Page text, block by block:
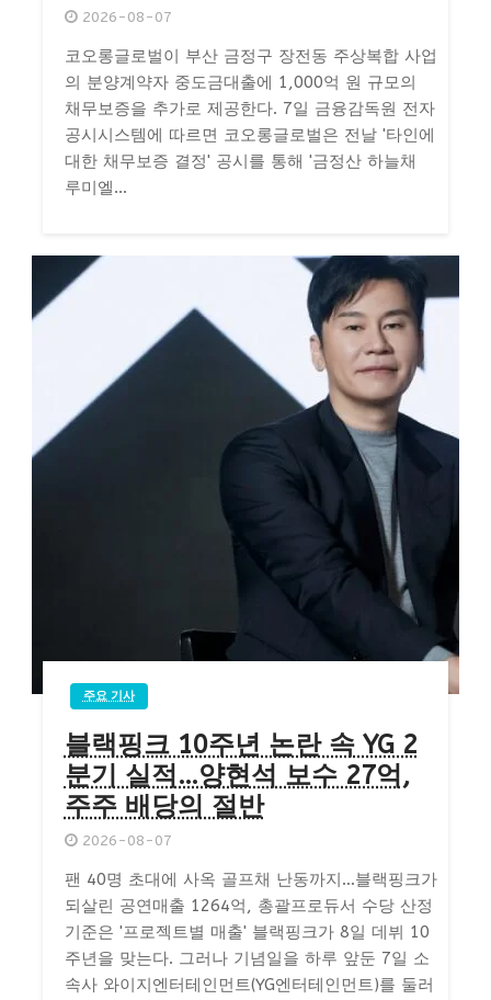
2026-08-07
코오롱글로벌이 부산 금정구 장전동 주상복합 사업
의 분양계약자 중도금대출에 1,000억 원 규모의
채무보증을 추가로 제공한다. 7일 금융감독원 전자
공시시스템에 따르면 코오롱글로벌은 전날 '타인에
대한 채무보증 결정' 공시를 통해 '금정산 하늘채
루미엘...
주요 기사
블랙핑크 10주년 논란 속 YG 2
분기 실적…양현석 보수 27억,
주주 배당의 절반
2026-08-07
팬 40명 초대에 사옥 골프채 난동까지…블랙핑크가
되살린 공연매출 1264억, 총괄프로듀서 수당 산정
기준은 '프로젝트별 매출' 블랙핑크가 8일 데뷔 10
주년을 맞는다. 그러나 기념일을 하루 앞둔 7일 소
속사 와이지엔터테인먼트(YG엔터테인먼트)를 둘러